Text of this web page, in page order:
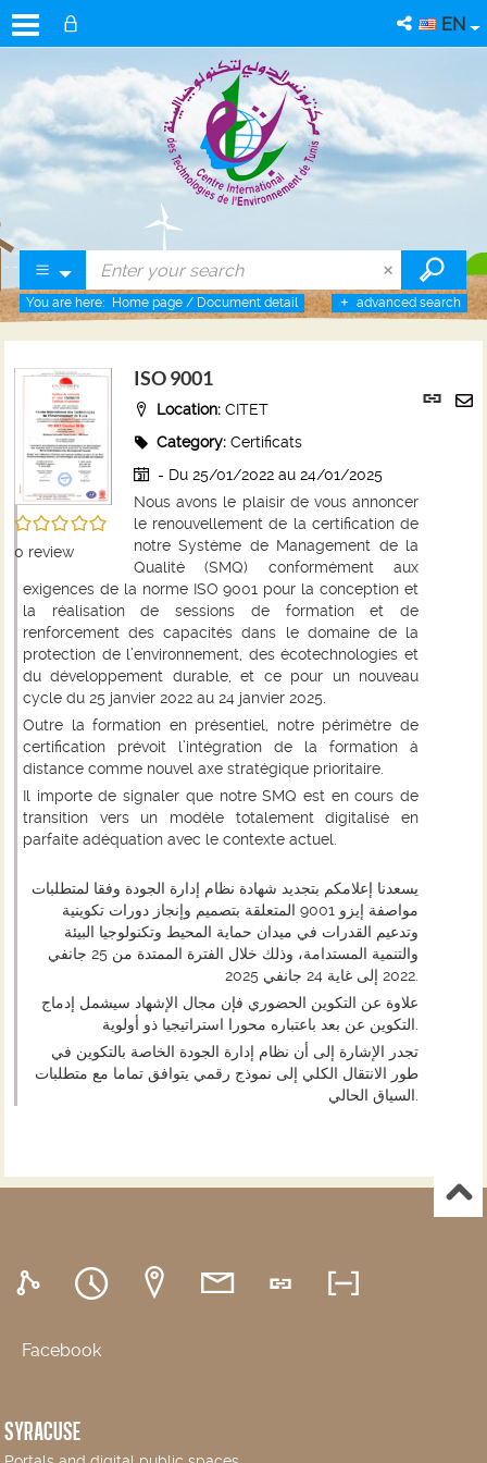
EN
advanced search
You are here: Home page / Document detail
link
/5
0 review
ISO 9001
Location: CITET
Category: Certificats
- Du 25/01/2022 au 24/01/2025
Nous avons le plaisir de vous annoncer
le renouvellement de la certification de
notre Système de Management de la
Qualité (SMQ) conformément aux
exigences de la norme ISO 9001 pour la conception et
la réalisation de sessions de formation et de
renforcement des capacités dans le domaine de la
protection de l’environnement, des écotechnologies et
du développement durable, et ce pour un nouveau
cycle du 25 janvier 2022 au 24 janvier 2025.
Outre la formation en présentiel, notre périmètre de
certification prévoit l’intégration de la formation à
distance comme nouvel axe stratégique prioritaire.
Il importe de signaler que notre SMQ est en cours de
transition vers un modèle totalement digitalisé en
parfaite adéquation avec le contexte actuel.
يسعدنا إعلامكم بتجديد شهادة نظام إدارة الجودة وفقا لمتطلبات
مواصفة إيزو 9001 المتعلقة بتصميم وإنجاز دورات تكوينية
وتدعيم القدرات في ميدان حماية المحيط وتكنولوجيا البيئة
والتنمية المستدامة، وذلك خلال الفترة الممتدة من 25 جانفي
علاوة عن التكوين الحضوري فإن مجال الإشهاد سيشمل إدماج
تجدر الإشارة إلى أن نظام إدارة الجودة الخاصة بالتكوين في
طور الانتقال الكلي إلى نموذج رقمي يتوافق تماما مع متطلبات
Facebook
SYRACUSE